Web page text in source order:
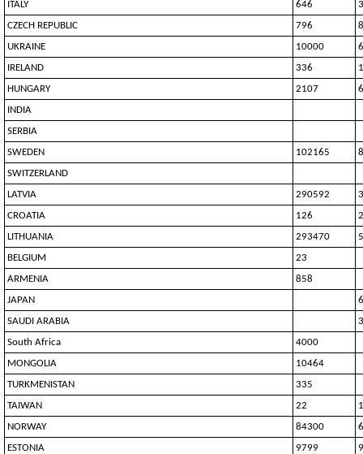
ITALY
646
CZECH REPUBLIC
796
UKRAINE
10000
IRELAND
336
HUNGARY
2107
INDIA
SERBIA
SWEDEN
102165
SWITZERLAND
LATVIA
290592
CROATIA
126
LITHUANIA
293470
BELGIUM
23
ARMENIA
858
JAPAN
SAUDI ARABIA
South Africa
4000
MONGOLIA
10464
TURKMENISTAN
335
TAIWAN
22
NORWAY
84300
ESTONIA
9799